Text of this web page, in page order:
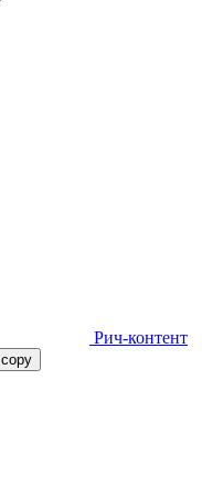
Рич-контент
copy